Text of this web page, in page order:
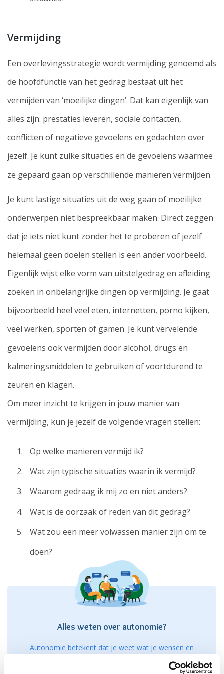
Vermijding
Een overlevingsstrategie wordt vermijding genoemd als
de hoofdfunctie van het gedrag bestaat uit het
vermijden van ‘moeilijke dingen’. Dat kan eigenlijk van
alles zijn: prestaties leveren, sociale contacten,
conflicten of negatieve gevoelens en gedachten over
jezelf. Je kunt zulke situaties en de gevoelens waarmee
ze gepaard gaan op verschillende manieren vermijden.
Je kunt lastige situaties uit de weg gaan of moeilijke
onderwerpen niet bespreekbaar maken. Direct zeggen
dat je iets niet kunt zonder het te proberen of jezelf
helemaal geen doelen stellen is een ander voorbeeld.
Eigenlijk wijst elke vorm van uitstelgedrag en afleiding
zoeken in onbelangrijke dingen op vermijding. Je gaat
bijvoorbeeld heel veel eten, internetten, porno kijken,
veel werken, sporten of gamen. Je kunt vervelende
gevoelens ook vermijden door alcohol, drugs en
kalmeringsmiddelen te gebruiken of voortdurend te
zeuren en klagen.
Om meer inzicht te krijgen in jouw manier van
vermijding, kun je jezelf de volgende vragen stellen:
Op welke manieren vermijd ik?
Wat zijn typische situaties waarin ik vermijd?
Waarom gedraag ik mij zo en niet anders?
Wat is de oorzaak of reden van dit gedrag?
Wat zou een meer volwassen manier zijn om te
doen?
Alles weten over autonomie?
Autonomie betekent dat je weet wat je wensen en
behoeften zijn en dat je deze goed kunt afstemmen met
anderen. Mensen met autonomieproblemen hebben